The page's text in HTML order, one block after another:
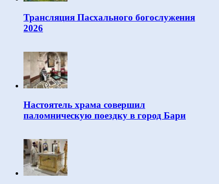
Трансляция Пасхального богослужения
2026
Настоятель храма совершил
паломническую поездку в город Бари